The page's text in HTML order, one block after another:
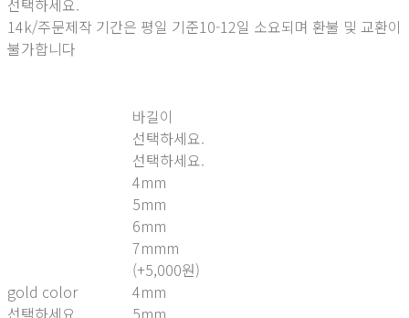
선택하세요.
14k/주문제작 기간은 평일 기준10-12일 소요되며 환불 및 교환이
불가합니다
gold color
바길이
선택하세요.
선택하세요.
4mm
5mm
6mm
7mmm
(+5,000원)
4mm